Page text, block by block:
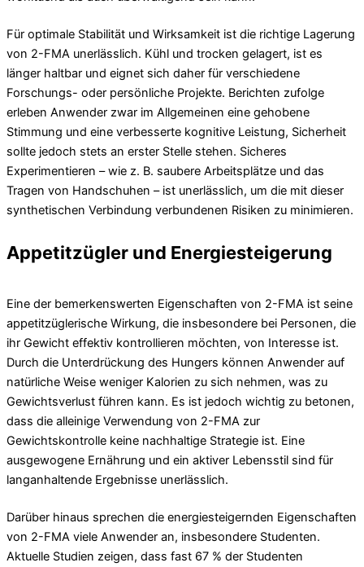
Für optimale Stabilität und Wirksamkeit ist die richtige Lagerung
von 2-FMA unerlässlich. Kühl und trocken gelagert, ist es
länger haltbar und eignet sich daher für verschiedene
Forschungs- oder persönliche Projekte. Berichten zufolge
erleben Anwender zwar im Allgemeinen eine gehobene
Stimmung und eine verbesserte kognitive Leistung, Sicherheit
sollte jedoch stets an erster Stelle stehen. Sicheres
Experimentieren – wie z. B. saubere Arbeitsplätze und das
Tragen von Handschuhen – ist unerlässlich, um die mit dieser
synthetischen Verbindung verbundenen Risiken zu minimieren.
Appetitzügler und Energiesteigerung
Eine der bemerkenswerten Eigenschaften von 2-FMA ist seine
appetitzüglerische Wirkung, die insbesondere bei Personen, die
ihr Gewicht effektiv kontrollieren möchten, von Interesse ist.
Durch die Unterdrückung des Hungers können Anwender auf
natürliche Weise weniger Kalorien zu sich nehmen, was zu
Gewichtsverlust führen kann. Es ist jedoch wichtig zu betonen,
dass die alleinige Verwendung von 2-FMA zur
Gewichtskontrolle keine nachhaltige Strategie ist. Eine
ausgewogene Ernährung und ein aktiver Lebensstil sind für
langanhaltende Ergebnisse unerlässlich.
Darüber hinaus sprechen die energiesteigernden Eigenschaften
von 2-FMA viele Anwender an, insbesondere Studenten.
Aktuelle Studien zeigen, dass fast 67 % der Studenten